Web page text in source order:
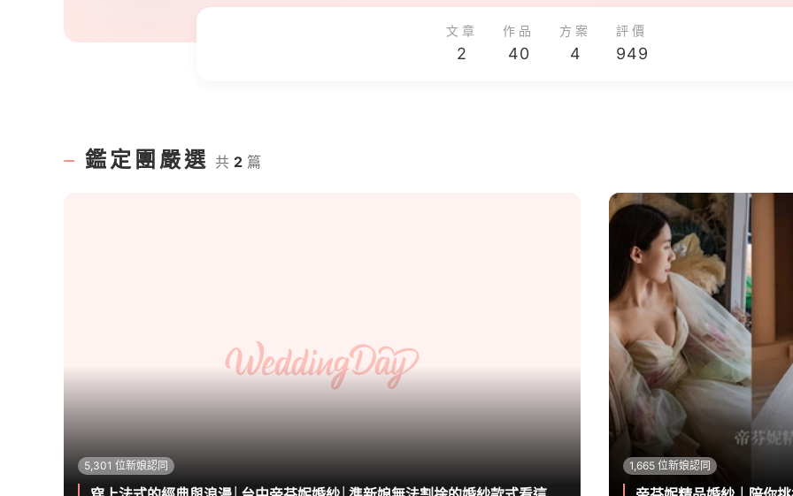
文章
2
作品
40
方案
4
評價
949
鑑定團嚴選 共 2 篇
5,301 位新娘認同 1,665 位新娘認同